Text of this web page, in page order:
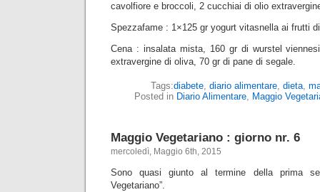
cavolfiore e broccoli, 2 cucchiai di olio
Spezzafame : 1×125 gr yogurt vitasnella ai frutti
Cena : insalata mista, 160 gr di wurstel
extravergine di oliva, 70 gr di pane di segale.
Tags:diabete, diario alimentare, dieta,
Posted in Diario Alimentare, Maggio
Maggio Vegetariano : giorno nr. 6
mercoledì, Maggio 6th, 2015
Sono quasi giunto al termine della prima
Vegetariano”.